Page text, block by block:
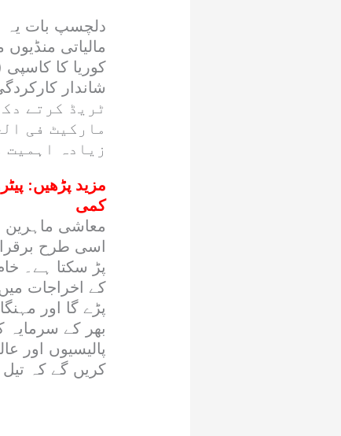
دلچسپ بات یہ
مالیاتی
ٹریڈ کرتے
مارکیٹ فی
زیادہ اہمیت
مزید پڑھیں:
کمی
معاشی ماہرین
اسی طرح
پڑ سکتا ہے۔
کے اخراجات
پڑے گا اور
پالیسیوں اور
کریں گے کہ تیل